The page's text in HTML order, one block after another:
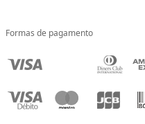
Formas de pagamento